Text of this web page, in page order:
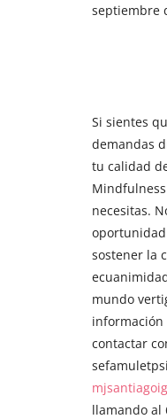
septiembre
Si sientes
demandas
tu calidad
necesitas.
sostener la
mundo
contactar
llamando al